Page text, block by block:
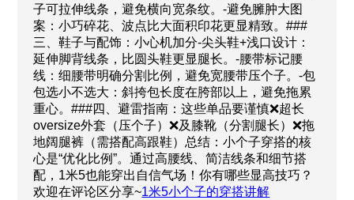
子可拉伸线条，避免横向宽条纹。-避免臃肿大图
案：小巧碎花、波点比大面积印花更显精致。###
三、鞋子与配饰：小心机加分-尖头鞋+浅口设计：
延伸脚背线条，比圆头鞋更显腿长。-腰带标记腰
线：细腰带明确分割比例，避免宽腰带压个子。-包
包选小不选大：斜挎包长度在胯部以上，避免拖累
重心。###四、避雷指南：这些单品要谨慎❌超长
oversize外套（压个子）❌及膝靴（分割腿长）❌拖
地阔腿裤（需搭配高跟鞋）总结：小个子穿搭的核
心是“优化比例”。通过高腰线、简洁线条和细节搭
配，1米5也能穿出自信气场！你有哪些显高技巧？
欢迎在评论区分享~1米5小个子的穿搭讲解